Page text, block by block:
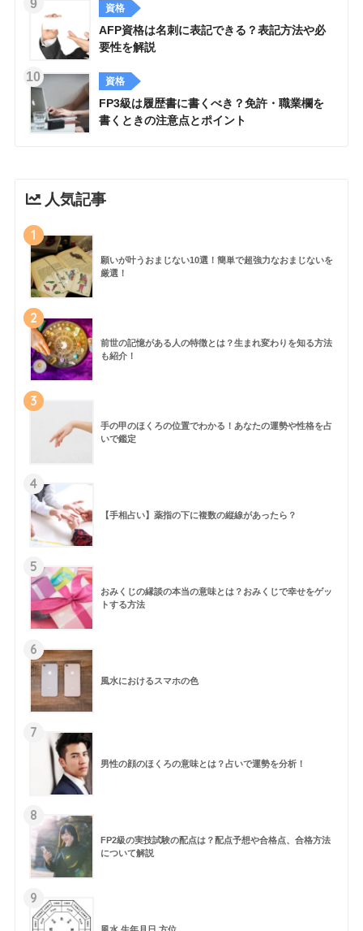
資格
AFP資格は名刺に表記できる？表記方法や必
要性を解説
資格
FP3級は履歴書に書くべき？免許・職業欄を
書くときの注意点とポイント
人気記事
1
願いが叶うおまじない10選！簡単で超強力なおまじないを
厳選！
2
前世の記憶がある人の特徴とは？生まれ変わりを知る方法
も紹介！
3
手の甲のほくろの位置でわかる！あなたの運勢や性格を占
いで鑑定
4
【手相占い】薬指の下に複数の縦線があったら？
5
おみくじの縁談の本当の意味とは？おみくじで幸せをゲッ
トする方法
6
風水におけるスマホの色
7
男性の顔のほくろの意味とは？占いで運勢を分析！
8
FP2級の実技試験の配点は？配点予想や合格点、合格方法
について解説
9